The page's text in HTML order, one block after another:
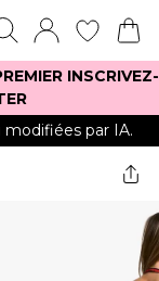
INSCRIVEZ-
par IA.